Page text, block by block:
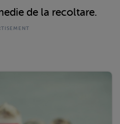
de la recoltare.